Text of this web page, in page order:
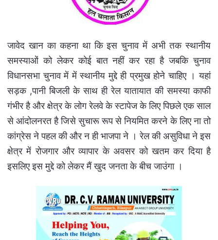
जावेद खान का कहना था कि इस चुनाव में अभी तक स्थानीय
समस्याओं को लेकर कोई बात नहीं कर रहा है जबकि चुनाव
विधानसभा चुनाव में में स्थानीय मुद्दे ही प्रमुख होने चाहिए । यहां
सड़क ,पानी बिजली के साथ ही रेल यातायात की समस्या काफी
गंभीर है और क्षेत्र के लोग रेलवे के स्टापेज के लिए पिछले एक साल
से आंदोलनरत है जिसे सुचारू रूप से नियमित करने के लिए ना तो
कांग्रेस ने पहल की और न ही भाजपा ने । रेल की असुविधा ने इस
क्षेत्र में रोजगार और व्यापार के अवसर को खतम कर दिया है
इसलिए इस मुद्दे को लेकर मैं खुद जनता के बीच जाउंगा ।